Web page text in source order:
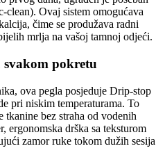
clean). Ovaj sistem omogućava
čime se produžava radni
mrlja na vašoj tamnoj odjeći.
pokretu
ova pegla posjeduje Drip-stop
pri niskim temperaturama. To
tkanine bez straha od vodenih
ergonomska drška sa teksturom
zamor ruke tokom dužih sesija